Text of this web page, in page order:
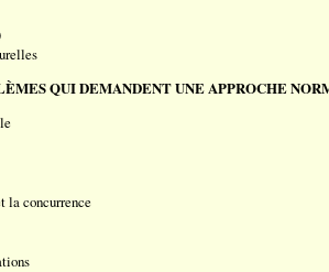
QUI DEMANDENT UNE APPROCHE
la concurrence